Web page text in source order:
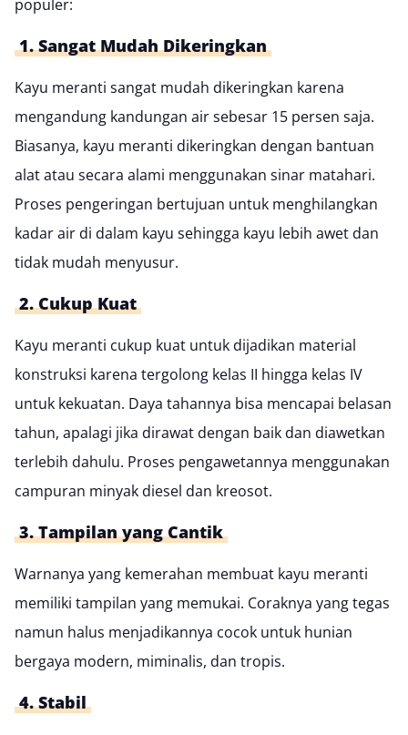
populer:
1. Sangat Mudah Dikeringkan
Kayu meranti sangat mudah dikeringkan karena
mengandung kandungan air sebesar 15 persen saja.
Biasanya, kayu meranti dikeringkan dengan bantuan
alat atau secara alami menggunakan sinar matahari.
Proses pengeringan bertujuan untuk menghilangkan
kadar air di dalam kayu sehingga kayu lebih awet dan
tidak mudah menyusur.
2. Cukup Kuat
Kayu meranti cukup kuat untuk dijadikan material
konstruksi karena tergolong kelas II hingga kelas IV
untuk kekuatan. Daya tahannya bisa mencapai belasan
tahun, apalagi jika dirawat dengan baik dan diawetkan
terlebih dahulu. Proses pengawetannya menggunakan
campuran minyak diesel dan kreosot.
3. Tampilan yang Cantik
Warnanya yang kemerahan membuat kayu meranti
memiliki tampilan yang memukai. Coraknya yang tegas
namun halus menjadikannya cocok untuk hunian
bergaya modern, miminalis, dan tropis.
4. Stabil